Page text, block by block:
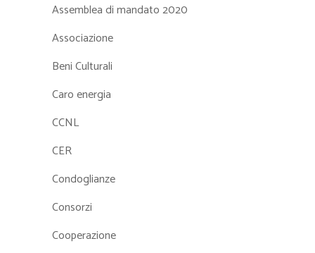
Assemblea di mandato 2020
Associazione
Beni Culturali
Caro energia
CCNL
CER
Condoglianze
Consorzi
Cooperazione